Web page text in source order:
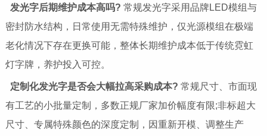
发光字后期维护成本高吗? 常规发光字采用品牌LED模组与
密封防水结构，日常使用无需特殊维护，仅光源模组在极端
老化情况下存在更换可能，整体长期维护成本低于传统霓虹
灯字牌，养护投入可控。
定制化发光字是否会大幅拉高采购成本? 常规尺寸、市面现
有工艺的小批量定制，多数正规厂家加价幅度有限;非标超大
尺寸、专属特殊颜色的深度定制，因重新开模、调整生产